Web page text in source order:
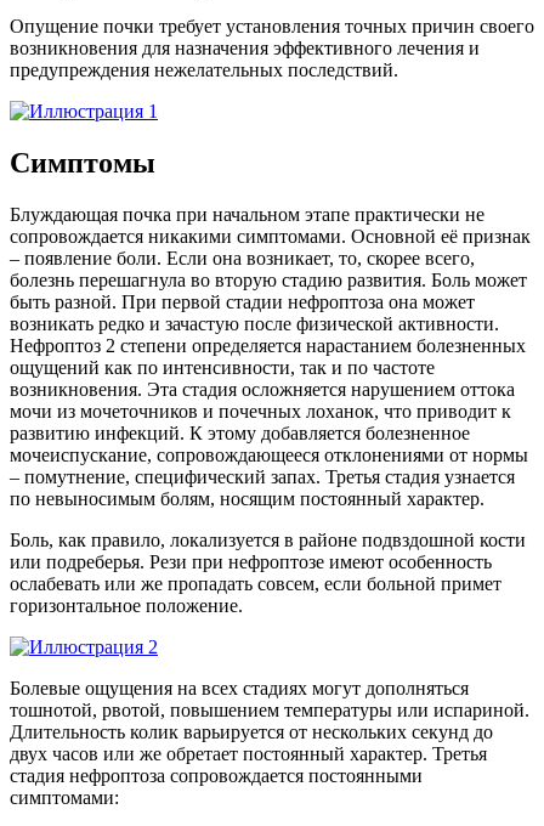
Опущение почки требует установления точных причин своего
возникновения для назначения эффективного лечения и
предупреждения нежелательных последствий.
Симптомы
Блуждающая почка при начальном этапе практически не
сопровождается никакими симптомами. Основной её признак
– появление боли. Если она возникает, то, скорее всего,
болезнь перешагнула во вторую стадию развития. Боль может
быть разной. При первой стадии нефроптоза она может
возникать редко и зачастую после физической активности.
Нефроптоз 2 степени определяется нарастанием болезненных
ощущений как по интенсивности, так и по частоте
возникновения. Эта стадия осложняется нарушением оттока
мочи из мочеточников и почечных лоханок, что приводит к
развитию инфекций. К этому добавляется болезненное
мочеиспускание, сопровождающееся отклонениями от нормы
– помутнение, специфический запах. Третья стадия узнается
по невыносимым болям, носящим постоянный характер.
Боль, как правило, локализуется в районе подвздошной кости
или подреберья. Рези при нефроптозе имеют особенность
ослабевать или же пропадать совсем, если больной примет
горизонтальное положение.
Болевые ощущения на всех стадиях могут дополняться
тошнотой, рвотой, повышением температуры или испариной.
Длительность колик варьируется от нескольких секунд до
двух часов или же обретает постоянный характер. Третья
стадия нефроптоза сопровождается постоянными
симптомами: